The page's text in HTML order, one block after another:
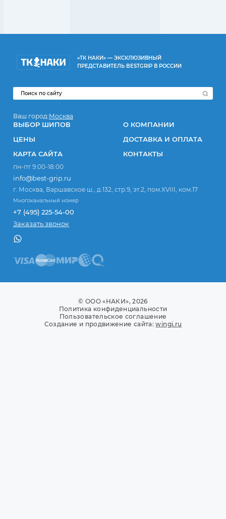
«ТК НАКИ» — ЭКСКЛЮЗИВНЫЙ
ПРЕДСТАВИТЕЛЬ BESTGRIP В РОССИИ
Ваш город:Москва
ВЫБОР ШИПОВ
ЦЕНЫ
КАРТА САЙТА
О КОМПАНИИ
ДОСТАВКА И ОПЛАТА
КОНТАКТЫ
пн-пт 9:00-18:00
info@best-grip.ru
г. Москва, Варшавское ш., д.132, стр.9, эт.2, пом.XVIII, ком.17
Многоканальный номер
+7 (495) 225-54-00
Заказать звонок
© ООО «НАКИ», 2026
Политика конфиденциальности
Пользовательское соглашение
Создание и продвижение сайта:wingi.ru